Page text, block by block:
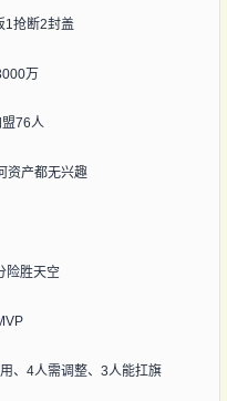
1抢断2封盖
万
76人
资产都无兴趣
险胜天空
、4人需调整、3人能扛旗